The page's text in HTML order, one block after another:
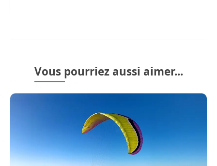
Vous pourriez aussi aimer...